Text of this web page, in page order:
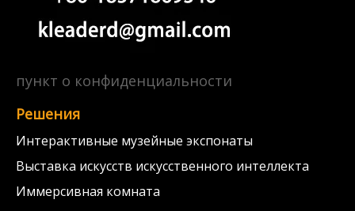
пункт о конфиденциальности
Решения
Интерактивные музейные экспонаты
Выставка искусств искусственного интеллекта
Иммерсивная комната